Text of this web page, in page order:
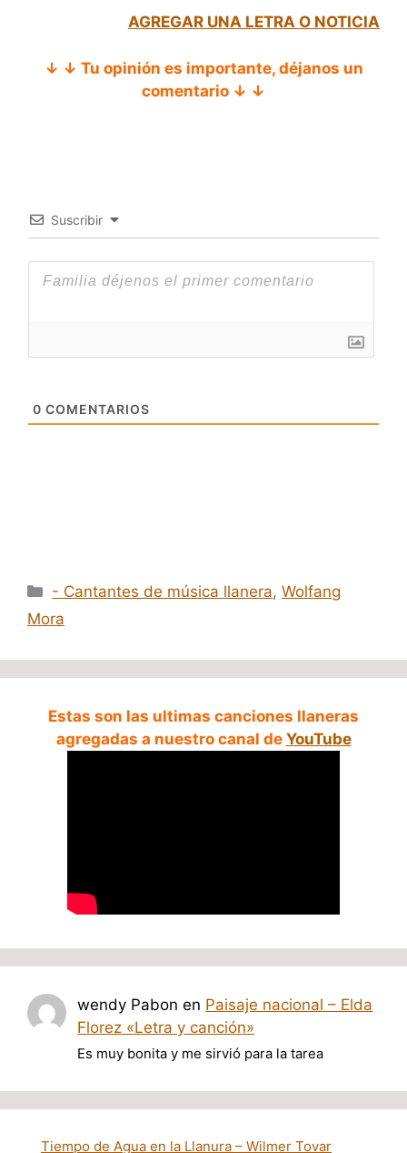
AGREGAR UNA LETRA O NOTICIA
↓ ↓ Tu opinión es importante, déjanos un
comentario ↓ ↓
Suscribir
0 COMENTARIOS
Categorías
- Cantantes de música llanera,Wolfang
Mora
Estas son las ultimas canciones llaneras
agregadas a nuestro canal de YouTube
wendy Pabon en Paisaje nacional – Elda
Florez «Letra y canción»
Es muy bonita y me sirvió para la tarea
Tiempo de Agua en la Llanura – Wilmer Tovar